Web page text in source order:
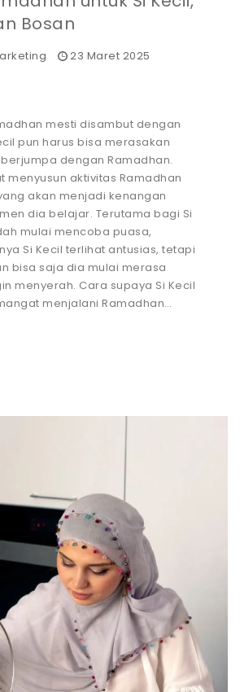
Bosan
23 Maret 2025
mesti disambut dengan
pun harus bisa merasakan
dengan Ramadhan.
menyusun aktivitas Ramadhan
akan menjadi kenangan
dia belajar. Terutama bagi Si
mulai mencoba puasa,
Si Kecil terlihat antusias, tetapi
bisa saja dia mulai merasa
menyerah. Cara supaya Si Kecil
menjalani Ramadhan…